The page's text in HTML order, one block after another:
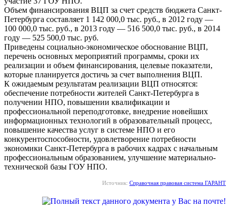
Объем финансирования ВЦП за счет средств бюджета Санкт-
Петербурга составляет 1 142 000,0 тыс. руб., в 2012 году —
100 000,0 тыс. руб., в 2013 году — 516 500,0 тыс. руб., в 2014
году — 525 500,0 тыс. руб.
Приведены социально-экономическое обоснование ВЦП,
перечень основных мероприятий программы, сроки их
реализации и объем финансирования, целевые показатели,
которые планируется достичь за счет выполнения ВЦП.
К ожидаемым результатам реализации ВЦП относятся:
обеспечение потребности жителей Санкт-Петербурга в
получении НПО, повышении квалификации и
профессиональной переподготовке, внедрение новейших
информационных технологий в образовательный процесс,
повышение качества услуг в системе НПО и его
конкурентоспособности, удовлетворение потребности
экономики Санкт-Петербурга в рабочих кадрах с начальным
профессиональным образованием, улучшение материально-
технической базы ГОУ НПО.
Источник: Справочная правовая система ГАРАНТ